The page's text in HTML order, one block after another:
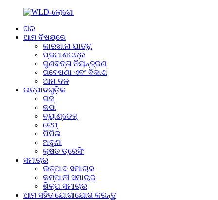
ଘର
ଆମ ବିଷୟରେ
କାରଖାନା ଯାତ୍ରା
ପ୍ରମାଣପତ୍ର
ଗୁଣବତ୍ତା ନିୟନ୍ତ୍ରଣ
ଗବେଷଣା ଏବଂ ବିକାଶ
ଆମ ଦଳ
ଉତ୍ପାଦଗୁଡ଼ିକ
ଗଜ୍
କପା
ବ୍ୟାଣ୍ଡେଜ୍
ଟେପ୍
ପିପିଇ
ଅବୁଣା
କ୍ଷତ ଡ୍ରେସିଂ
ସମାଚାର
ଉତ୍ପାଦ ସମାଚାର
କମ୍ପାନୀ ସମାଚାର
ଶିଳ୍ପ ସମାଚାର
ଆମ ସହିତ ଯୋଗାଯୋଗ କରନ୍ତୁ